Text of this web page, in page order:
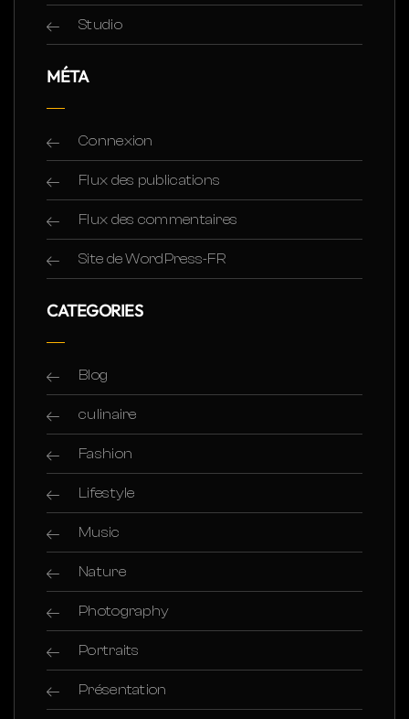
Studio
MÉTA
Connexion
Flux des publications
Flux des commentaires
Site de WordPress-FR
CATEGORIES
Blog
culinaire
Fashion
Lifestyle
Music
Nature
Photography
Portraits
Présentation